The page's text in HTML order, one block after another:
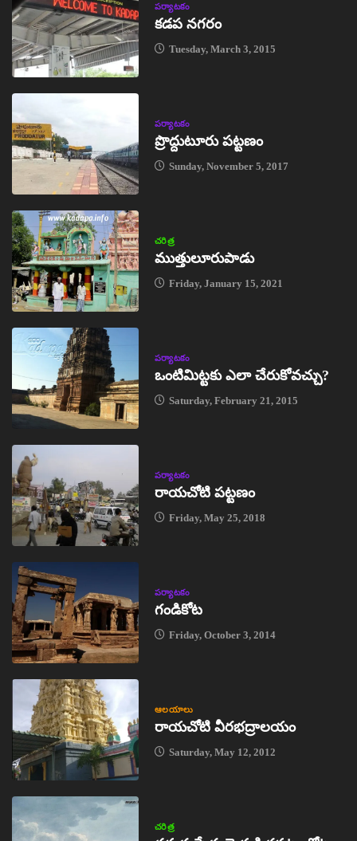
పర్యాటకం
కడప నగరం
Tuesday, March 3, 2015
పర్యాటకం
ప్రొద్దుటూరు పట్టణం
Sunday, November 5, 2017
చరిత్ర
ముత్తులూరుపాడు
Friday, January 15, 2021
పర్యాటకం
ఒంటిమిట్టకు ఎలా చేరుకోవచ్చు?
Saturday, February 21, 2015
పర్యాటకం
రాయచోటి పట్టణం
Friday, May 25, 2018
పర్యాటకం
గండికోట
Friday, October 3, 2014
ఆలయాలు
రాయచోటి వీరభద్రాలయం
Saturday, May 12, 2012
చరిత్ర